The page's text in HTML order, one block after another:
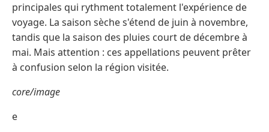
principales qui rythment totalement l'expérience de
voyage. La saison sèche s'étend de juin à novembre,
tandis que la saison des pluies court de décembre à
mai. Mais attention : ces appellations peuvent prêter
à confusion selon la région visitée.
core/image
e